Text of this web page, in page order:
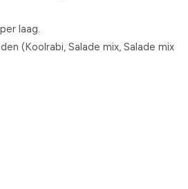
laag.
(Koolrabi, Salade mix, Salade mix